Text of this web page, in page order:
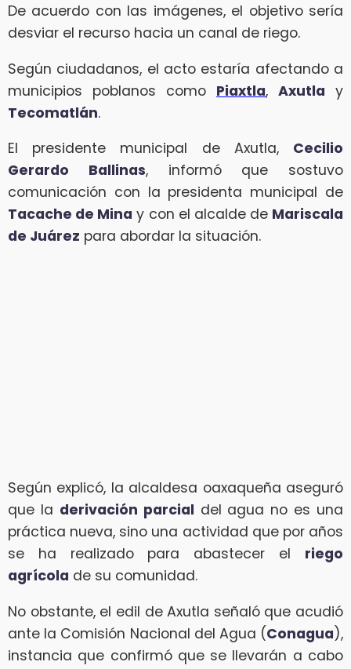
De acuerdo con las imágenes, el objetivo sería
desviar el recurso hacia un canal de riego.
Según ciudadanos, el acto estaría afectando a
municipios poblanos como Piaxtla, Axutla y
Tecomatlán.
El presidente municipal de Axutla, Cecilio
Gerardo Ballinas, informó que sostuvo
comunicación con la presidenta municipal de
Tacache de Mina y con el alcalde de Mariscala
de Juárez para abordar la situación.
Según explicó, la alcaldesa oaxaqueña aseguró
que la derivación parcial del agua no es una
práctica nueva, sino una actividad que por años
se ha realizado para abastecer el riego
agrícola de su comunidad.
No obstante, el edil de Axutla señaló que acudió
ante la Comisión Nacional del Agua (Conagua),
instancia que confirmó que se llevarán a cabo